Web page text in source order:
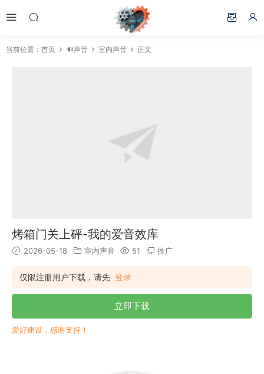
当前位置： 首页 🔊声音 室内声音 正文
烤箱门关上砰-我的爱音效库
2026-05-18 室内声音 51 推广
仅限注册用户下载，请先 登录
立即下载
爱好建设，感谢支持！